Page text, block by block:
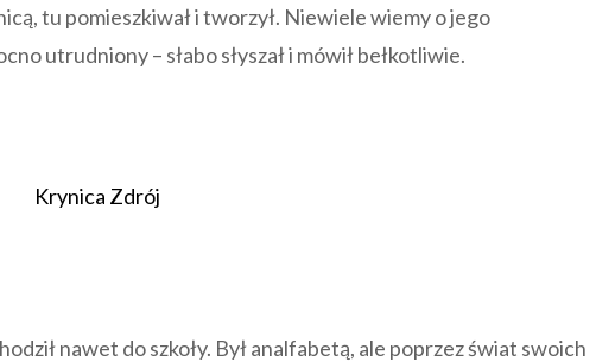
tu pomieszkiwał i tworzył. Niewiele wiemy o jego
utrudniony – słabo słyszał i mówił bełkotliwie.
Krynica Zdrój
nawet do szkoły. Był analfabetą, ale poprzez świat swoich